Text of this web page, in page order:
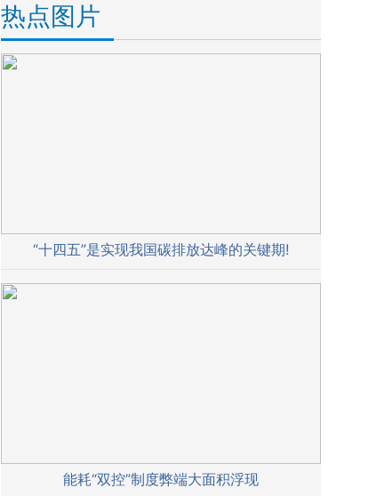
热点图片
“十四五”是实现我国碳排放达峰的关键期!
能耗“双控”制度弊端大面积浮现